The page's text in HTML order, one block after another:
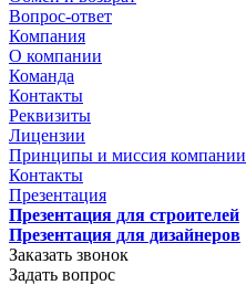
Вопрос-ответ
Компания
О компании
Команда
Контакты
Реквизиты
Лицензии
Принципы и миссия компании
Контакты
Презентация
Презентация для строителей
Презентация для дизайнеров
Заказать звонок
Задать вопрос